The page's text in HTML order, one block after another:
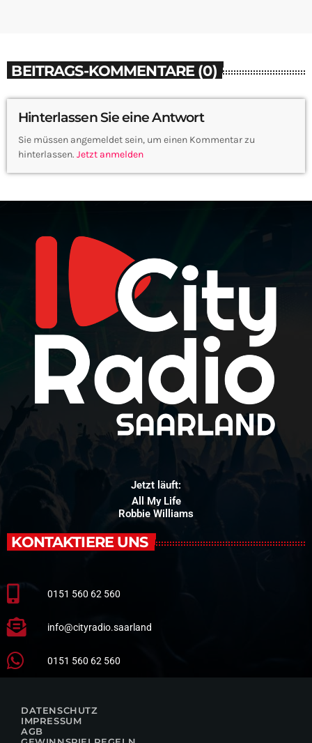
BEITRAGS-KOMMENTARE (0)
Hinterlassen Sie eine Antwort
Sie müssen angemeldet sein, um einen Kommentar zu
hinterlassen. Jetzt anmelden
Jetzt läuft:
All My Life
Robbie Williams
KONTAKTIERE UNS
0151 560 62 560
info@cityradio.saarland
0151 560 62 560
DATENSCHUTZ
IMPRESSUM
AGB